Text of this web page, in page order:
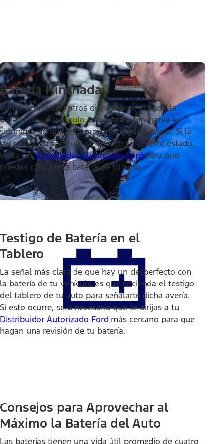
Batería Hinchada
Como ocurre con otros dispositivos, cuando la
batería de un vehículo comienza a hincharse es
sinónimo de que ésta presenta alguna avería. Si la
batería de tu vehículo se encuentra en este estado,
visita unDistribuidor Autorizado Fordpara que
puedas cambiar la batería de tu auto.
Testigo de Batería en el
Tablero
La señal más clara de que hay un desperfecto con
la batería de tu vehículo es que encienda el testigo
del tablero de tu auto para señalarte dicha avería.
Si esto ocurre, será necesario que te dirijas a tu
Distribuidor Autorizado Ford más cercano para que
hagan una revisión de tu batería.
Consejos para Aprovechar al
Máximo la Batería del Auto
Las baterías tienen una vida útil promedio de cuatro